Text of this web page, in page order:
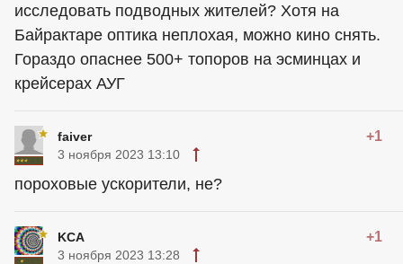
исследовать подводных жителей? Хотя на
Байрактаре оптика неплохая, можно кино снять.
Гораздо опаснее 500+ топоров на эсминцах и
крейсерах АУГ
faiver +1
3 ноября 2023 13:10
пороховые ускорители, не?
KCA +1
3 ноября 2023 13:28